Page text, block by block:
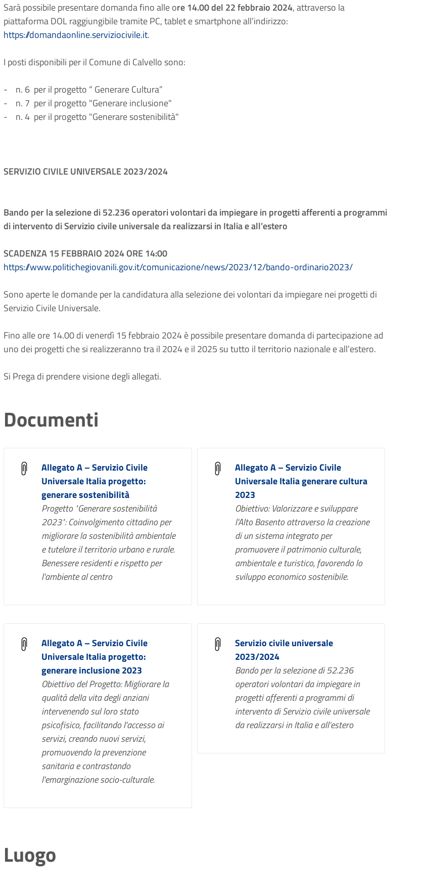
Sarà possibile presentare domanda fino alle ore 14.00 del 22 febbraio 2024, attraverso la
piattaforma DOL raggiungibile tramite PC, tablet e smartphone all’indirizzo:
https://domandaonline.serviziocivile.it.
I posti disponibili per il Comune di Calvello sono:
- n. 6 per il progetto “ Generare Cultura”
- n. 7 per il progetto "Generare inclusione"
- n. 4 per il progetto "Generare sostenibilità"
SERVIZIO CIVILE UNIVERSALE 2023/2024
Bando per la selezione di 52.236 operatori volontari da impiegare in progetti afferenti a programmi
di intervento di Servizio civile universale da realizzarsi in Italia e all’estero
SCADENZA 15 FEBBRAIO 2024 ORE 14:00
https://www.politichegiovanili.gov.it/comunicazione/news/2023/12/bando-ordinario2023/
Sono aperte le domande per la candidatura alla selezione dei volontari da impiegare nei progetti di
Servizio Civile Universale.
Fino alle ore 14.00 di venerdì 15 febbraio 2024 è possibile presentare domanda di partecipazione ad
uno dei progetti che si realizzeranno tra il 2024 e il 2025 su tutto il territorio nazionale e all’estero.
Si Prega di prendere visione degli allegati.
Documenti
Allegato A – Servizio Civile
Universale Italia progetto:
generare sostenibilità
Progetto "Generare sostenibilità
2023": Coinvolgimento cittadino per
migliorare la sostenibilità ambientale
e tutelare il territorio urbano e rurale.
Benessere residenti e rispetto per
l'ambiente al centro
Allegato A – Servizio Civile
Universale Italia generare cultura
2023
Obiettivo: Valorizzare e sviluppare
l'Alto Basento attraverso la creazione
di un sistema integrato per
promuovere il patrimonio culturale,
ambientale e turistico, favorendo lo
sviluppo economico sostenibile.
Allegato A – Servizio Civile
Universale Italia progetto:
generare inclusione 2023
Obiettivo del Progetto: Migliorare la
qualità della vita degli anziani
intervenendo sul loro stato
psicofisico, facilitando l'accesso ai
servizi, creando nuovi servizi,
promuovendo la prevenzione
sanitaria e contrastando
l'emarginazione socio-culturale.
Servizio civile universale
2023/2024
Bando per la selezione di 52.236
operatori volontari da impiegare in
progetti afferenti a programmi di
intervento di Servizio civile universale
da realizzarsi in Italia e all’estero
Luogo